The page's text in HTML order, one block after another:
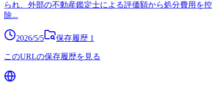
られ、外部の不動産鑑定士による評価額から処分費用を控
除...
2026/5/5 保存履歴 1
このURLの保存履歴を見る